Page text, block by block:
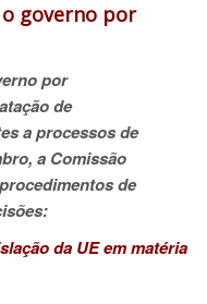
governo por
por
de
a processos de
a Comissão
de
da UE em matéria